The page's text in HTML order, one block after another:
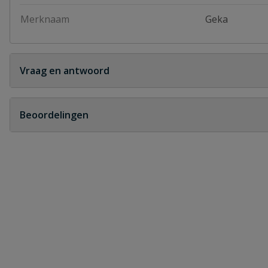
Merknaam Geka
Vraag en antwoord
Geen vragen
Beoordelingen